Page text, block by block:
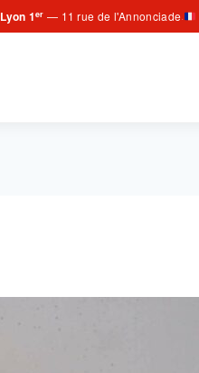
Lyon 1er — 11 rue de l'Annonciade·